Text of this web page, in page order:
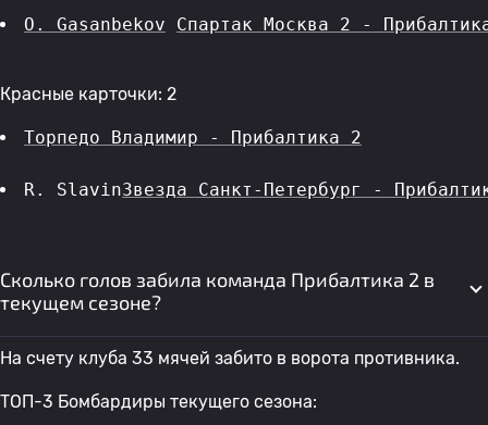
O. Gasanbekov Спартак Москва 2 -
Красные карточки: 2
Торпедо Владимир - Прибалтика 2
R. SlavinЗвезда Санкт-Петербург -
Сколько голов забила команда Прибалтика 2 в
текущем сезоне?
На счету клуба 33 мячей забито в ворота противника.
ТОП-3 Бомбардиры текущего сезона: